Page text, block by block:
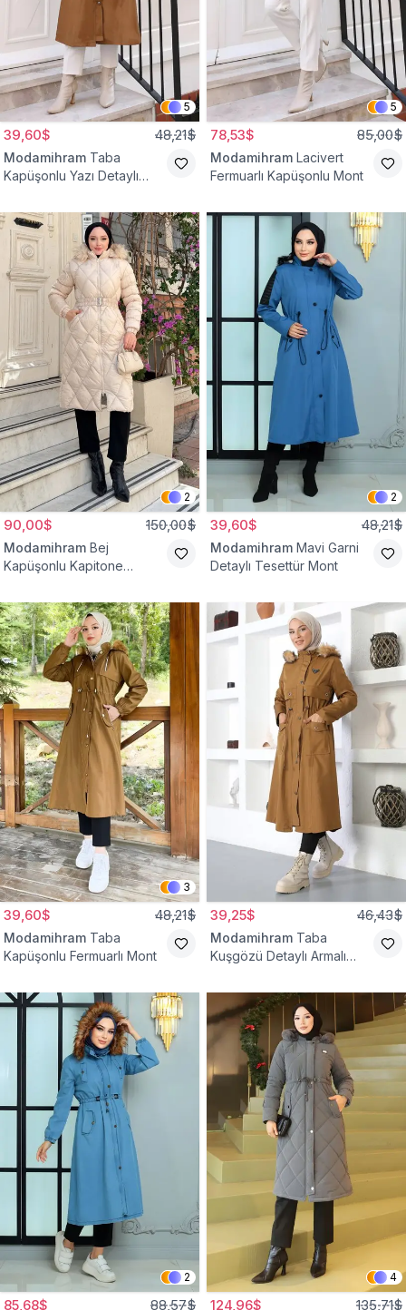
5
39,60$ 48,21$
Modamihram Taba
Kapüşonlu Yazı Detaylı
5
78,53$ 85,00$
Modamihram Lacivert
Fermuarlı Kapüşonlu Mont
2
90,00$ 150,00$
Modamihram Bej
Kapüşonlu Kapitone
2
39,60$ 48,21$
Modamihram Mavi Garni
Detaylı Tesettür Mont
3
39,60$ 48,21$
Modamihram Taba
Kapüşonlu Fermuarlı Mont
39,25$ 46,43$
Modamihram Taba
Kuşgözü Detaylı Armalı
2
85,68$ 88,57$
4
124,96$ 135,71$